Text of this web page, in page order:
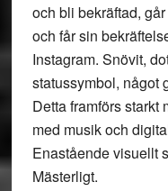
och bli bekräftad,
och får sin
Instagram. Snövit,
statussymbol, något
Detta framförs starkt
med musik och
Enastående visuellt
Mästerligt.